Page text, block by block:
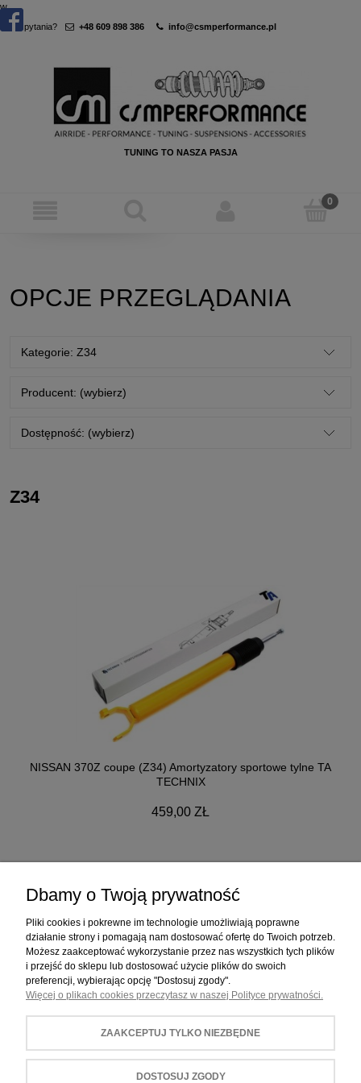
w
Masz pytania? +48 609 898 386 info@csmperformance.pl
TUNING TO NASZA PASJA
OPCJE PRZEGLĄDANIA
Kategorie: Z34
Producent: (wybierz)
Dostępność: (wybierz)
Z34
NISSAN 370Z coupe (Z34) Amortyzatory sportowe tylne TA
TECHNIX
459,00 ZŁ
ZAKUPY
POMOC
MOJE KONTO
INFORMACJE
Dbamy o Twoją prywatność
Pliki cookies i pokrewne im technologie umożliwiają poprawne
działanie strony i pomagają nam dostosować ofertę do Twoich potrzeb.
Możesz zaakceptować wykorzystanie przez nas wszystkich tych plików
i przejść do sklepu lub dostosować użycie plików do swoich
preferencji, wybierając opcję "Dostosuj zgody".
Więcej o plikach cookies przeczytasz w naszej Polityce prywatności.
ZAAKCEPTUJ TYLKO NIEZBĘDNE
DOSTOSUJ ZGODY